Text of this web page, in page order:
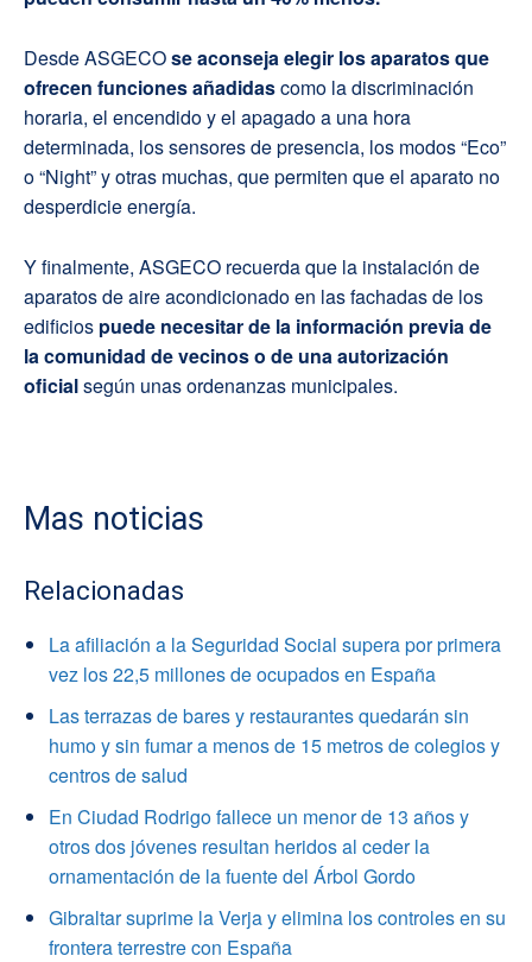
Desde ASGECOse aconseja elegir los aparatos que
ofrecen funciones añadidascomo la discriminación
horaria, el encendido y el apagado a una hora
determinada, los sensores de presencia, los modos “Eco”
o “Night” y otras muchas, que permiten que el aparato no
desperdicie energía.
Y finalmente, ASGECO recuerda que la instalación de
aparatos de aire acondicionado en las fachadas de los
edificios puede necesitar de la información previa de
la comunidad de vecinos o de una autorización
oficialsegún unas ordenanzas municipales.
Mas noticias
Relacionadas
La afiliación a la Seguridad Social supera por primera
vez los 22,5 millones de ocupados en España
Las terrazas de bares y restaurantes quedarán sin
humo y sin fumar a menos de 15 metros de colegios y
centros de salud
En Ciudad Rodrigo fallece un menor de 13 años y
otros dos jóvenes resultan heridos al ceder la
ornamentación de la fuente del Árbol Gordo
Gibraltar suprime la Verja y elimina los controles en su
frontera terrestre con España